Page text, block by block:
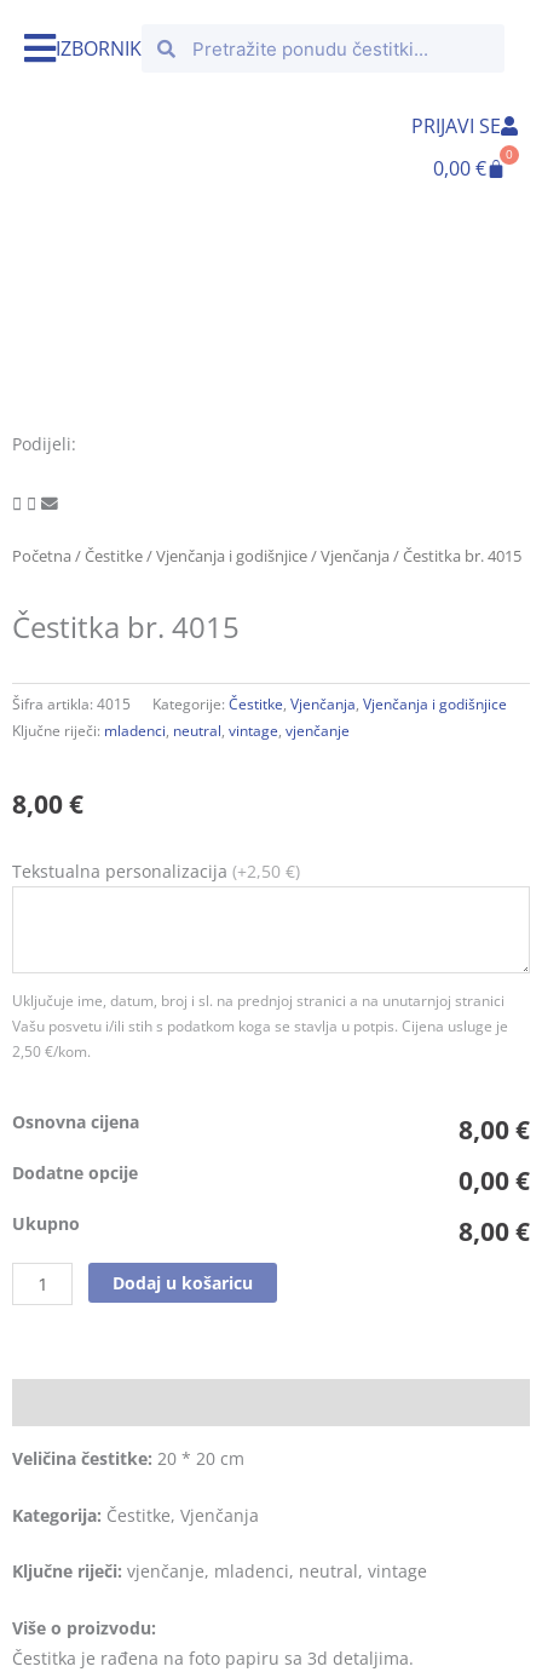
IZBORNIKSearchSearch
PRIJAVI SE
0,00€
0
Cart
Podijeli:
Početna /Čestitke/Vjenčanja i godišnjice/Vjenčanja / Čestitka br. 4015
Čestitka br. 4015
Šifra artikla: 4015 Kategorije: Čestitke, Vjenčanja, Vjenčanja i godišnjice
Ključne riječi: mladenci, neutral, vintage, vjenčanje
8,00€
Tekstualna personalizacija (+2,50 €)
Uključuje ime, datum, broj i sl. na prednjoj stranici a na unutarnjoj stranici
Vašu posvetu i/ili stih s podatkom koga se stavlja u potpis. Cijena usluge je
2,50 €/kom.
Osnovna cijena 8,00 €
Dodatne opcije 0,00 €
Ukupno 8,00 €
Čestitka
Dodaj u košaricu
Veličina čestitke: 20 * 20 cm
Kategorija: Čestitke, Vjenčanja
Ključne riječi: vjenčanje, mladenci, neutral, vintage
Više o proizvodu:
Čestitka je rađena na foto papiru sa 3d detaljima.